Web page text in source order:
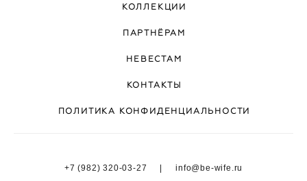
КОЛЛЕКЦИИ
ПАРТНЁРАМ
НЕВЕСТАМ
КОНТАКТЫ
ПОЛИТИКА КОНФИДЕНЦИАЛЬНОСТИ
+7 (982) 320-03-27 | info@be-wife.ru